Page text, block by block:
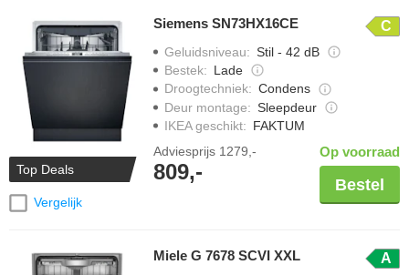
Top Deals
Vergelijk
Siemens SN73HX16CE C
Geluidsniveau: Stil - 42 dB
Bestek: Lade
Droogtechniek: Condens
Deur montage: Sleepdeur
IKEA geschikt: FAKTUM
Adviesprijs 1279,-
809,-
Op voorraad
Bestel
Miele G 7678 SCVI XXL A